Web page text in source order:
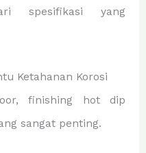
spesifikasi yang
Ketahanan Korosi
finishing hot dip
sangat penting.